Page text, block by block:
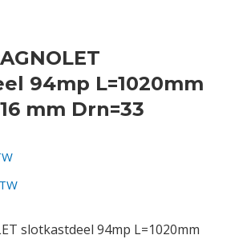
94mp L=1020mm
mm Drn=33
slotkastdeel 94mp L=1020mm